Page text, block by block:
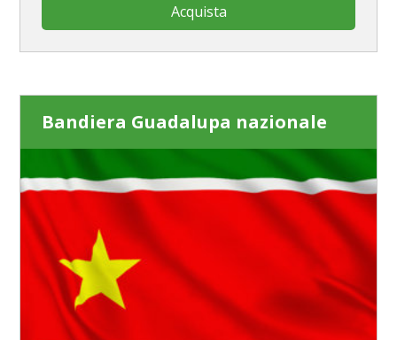
Acquista
Bandiera Guadalupa nazionale